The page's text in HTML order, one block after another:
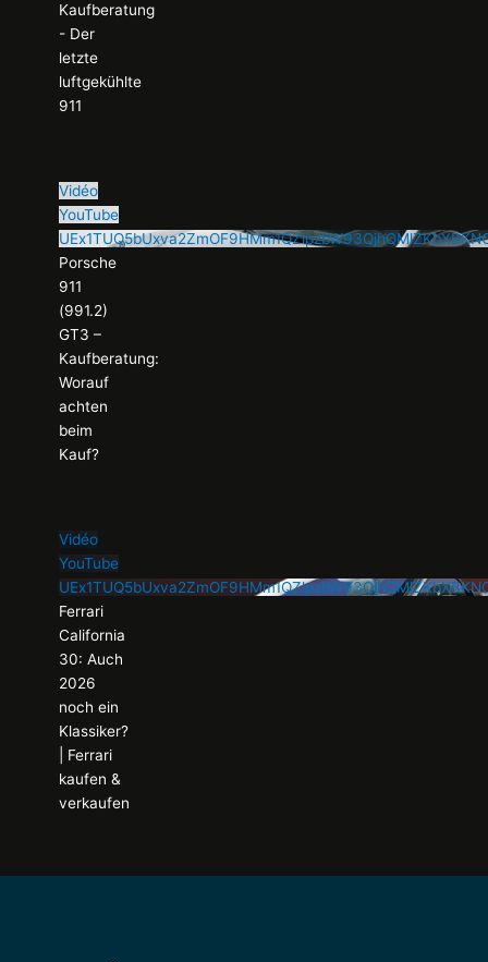
Kaufberatung
- Der
letzte
luftgekühlte
911
Vidéo
YouTube
Porsche
911
(991.2)
GT3 –
Kaufberatung:
Worauf
achten
beim
Kauf?
Vidéo
YouTube
Ferrari
California
30: Auch
2026
noch ein
Klassiker?
| Ferrari
kaufen &
verkaufen